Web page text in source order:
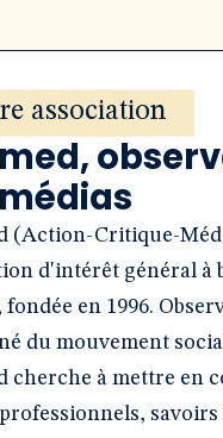
association
(Action-Critique-
d'intérêt général à
en 1996.
du mouvement
cherche à mettre en